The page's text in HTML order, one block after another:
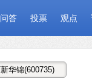
问答 投票 观点